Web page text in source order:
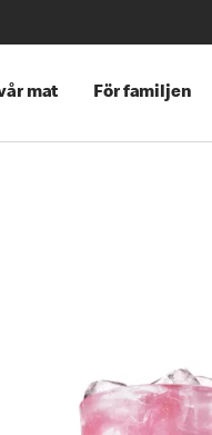
mat För familjen